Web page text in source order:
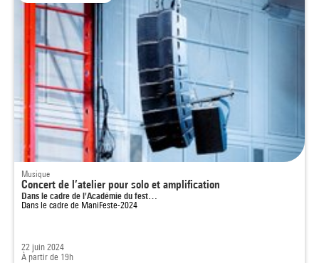
Musique
Concert de l’atelier pour solo et amplification
Dans le cadre de l'Académie du fest…
Dans le cadre de ManiFeste-2024
22 juin 2024
À partir de 19h